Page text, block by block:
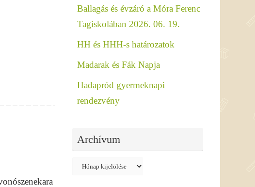
Ballagás és évzáró a Móra Ferenc
Tagiskolában 2026. 06. 19.
HH és HHH-s határozatok
Madarak és Fák Napja
Hadapród gyermeknapi
rendezvény
Archívum
Archívum